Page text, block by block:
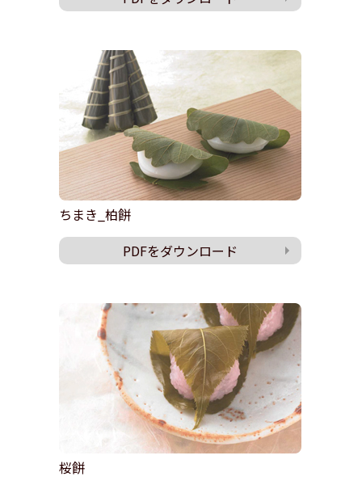
ちまき_柏餅
PDFをダウンロード
桜餅